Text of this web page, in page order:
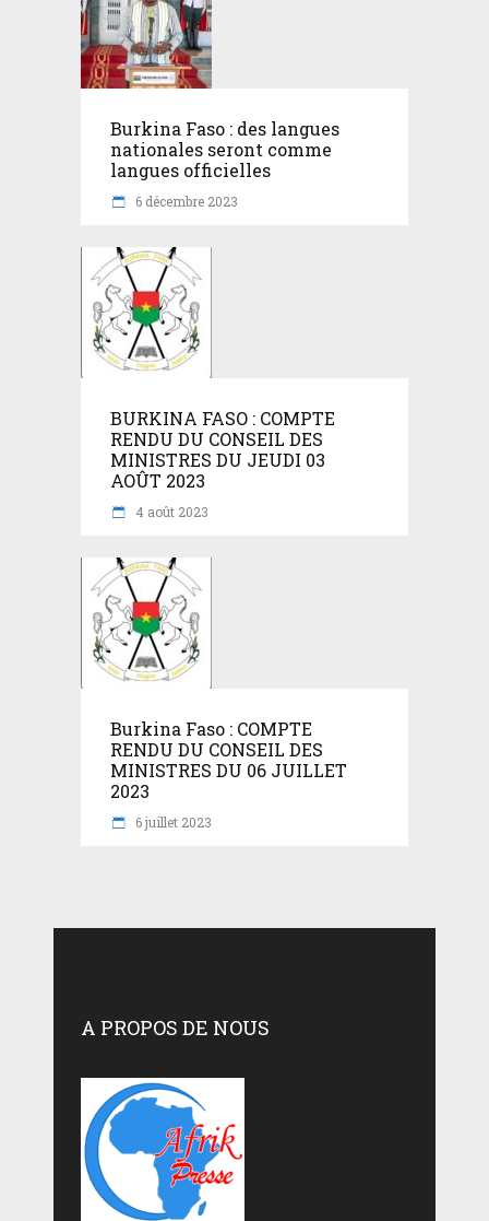
Burkina Faso : des langues
nationales seront comme
langues officielles
6 décembre 2023
BURKINA FASO : COMPTE
RENDU DU CONSEIL DES
MINISTRES DU JEUDI 03
AOÛT 2023
4 août 2023
Burkina Faso : COMPTE
RENDU DU CONSEIL DES
MINISTRES DU 06 JUILLET
2023
6 juillet 2023
A PROPOS DE NOUS